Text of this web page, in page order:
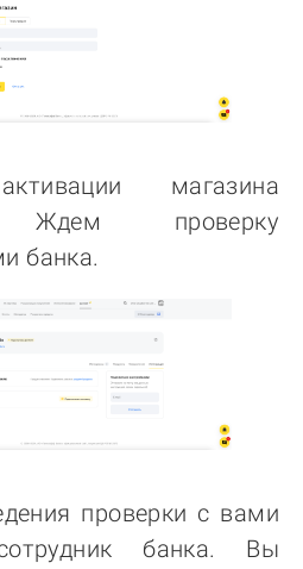
магазина
Ждем проверку
банка.
проверки с вами
банка. Вы